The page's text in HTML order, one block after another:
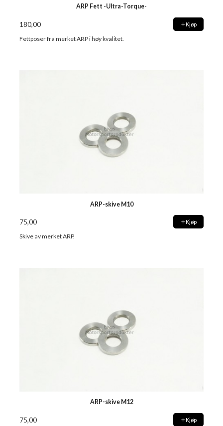
ARP Fett -Ultra-Torque-
180,00 Kjøp
Fettposer fra merket ARP i høy kvalitet.
ARP-skive M10
75,00 Kjøp
Skive av merket ARP.
ARP-skive M12
75,00 Kjøp